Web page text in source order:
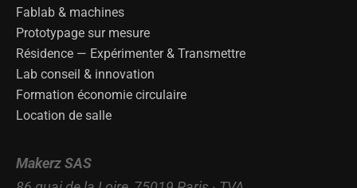
Fablab & machines
Prototypage sur mesure
Résidence — Expérimenter & Transmettre
Lab conseil & innovation
Formation économie circulaire
Location de salle
Makerz SAS